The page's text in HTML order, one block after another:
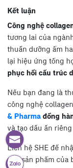
Kết luận
Công nghệ
tương lai của
thuần dưỡng ẩm
lại hiệu ứng tổng
phục hồi cấu trúc
Nếu bạn đang là
công nghệ
& Pharma đồng
và tạo dấu ấn
Liên hệ SHE để
cho sản phẩm của